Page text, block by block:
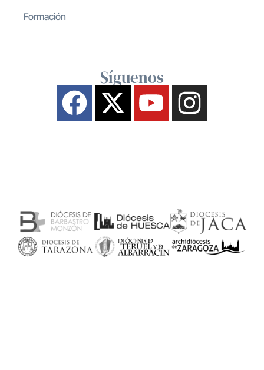
Formación
Síguenos